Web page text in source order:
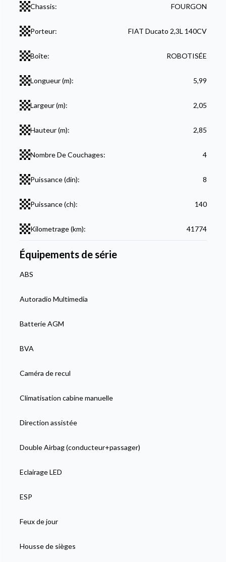
Chassis: FOURGON
Porteur: FIAT Ducato 2,3L 140CV
Boîte: ROBOTISÉE
Longueur (m): 5,99
Largeur (m): 2,05
Hauteur (m): 2,85
Nombre De Couchages: 4
Puissance (din): 8
Puissance (ch): 140
Kilometrage (km): 41774
Équipements de série
ABS
Autoradio Multimedia
Batterie AGM
BVA
Caméra de recul
Climatisation cabine manuelle
Direction assistée
Double Airbag (conducteur+passager)
Eclairage LED
ESP
Feux de jour
Housse de sièges